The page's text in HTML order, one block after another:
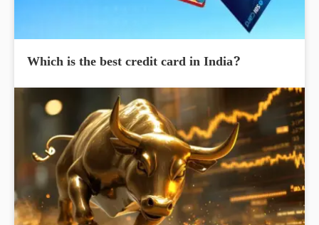
Which is the best credit card in India?